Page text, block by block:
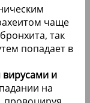
чаще
так
попадает в
и
на